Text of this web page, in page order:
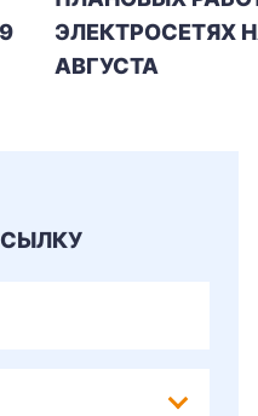
ЭЛЕКТРОСЕТЯХ
АВГУСТА